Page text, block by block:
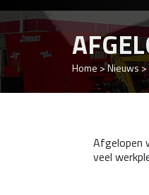
Home >Nieuws>
Afgelopen
veel